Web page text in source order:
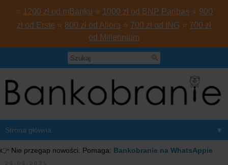
⭐ 1200 zł od mBanku ⭐ 1000 zł od BNP Paribas ⭐ 900
zł od Erste ⭐ 800 zł od Aliora ⭐ 700 zł od ING ⭐ 700 zł
od Millennium
▼
👉 Nie przegap nowości. Pomaga: Bankobranie na WhatsAppie